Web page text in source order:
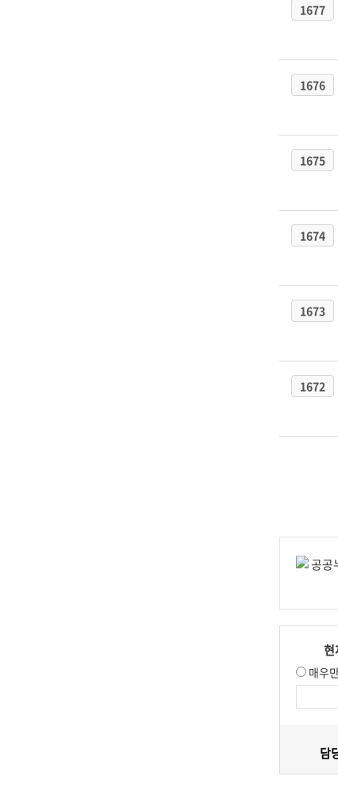
1677
1676
1675
1674
1673
1672
현
매우
담